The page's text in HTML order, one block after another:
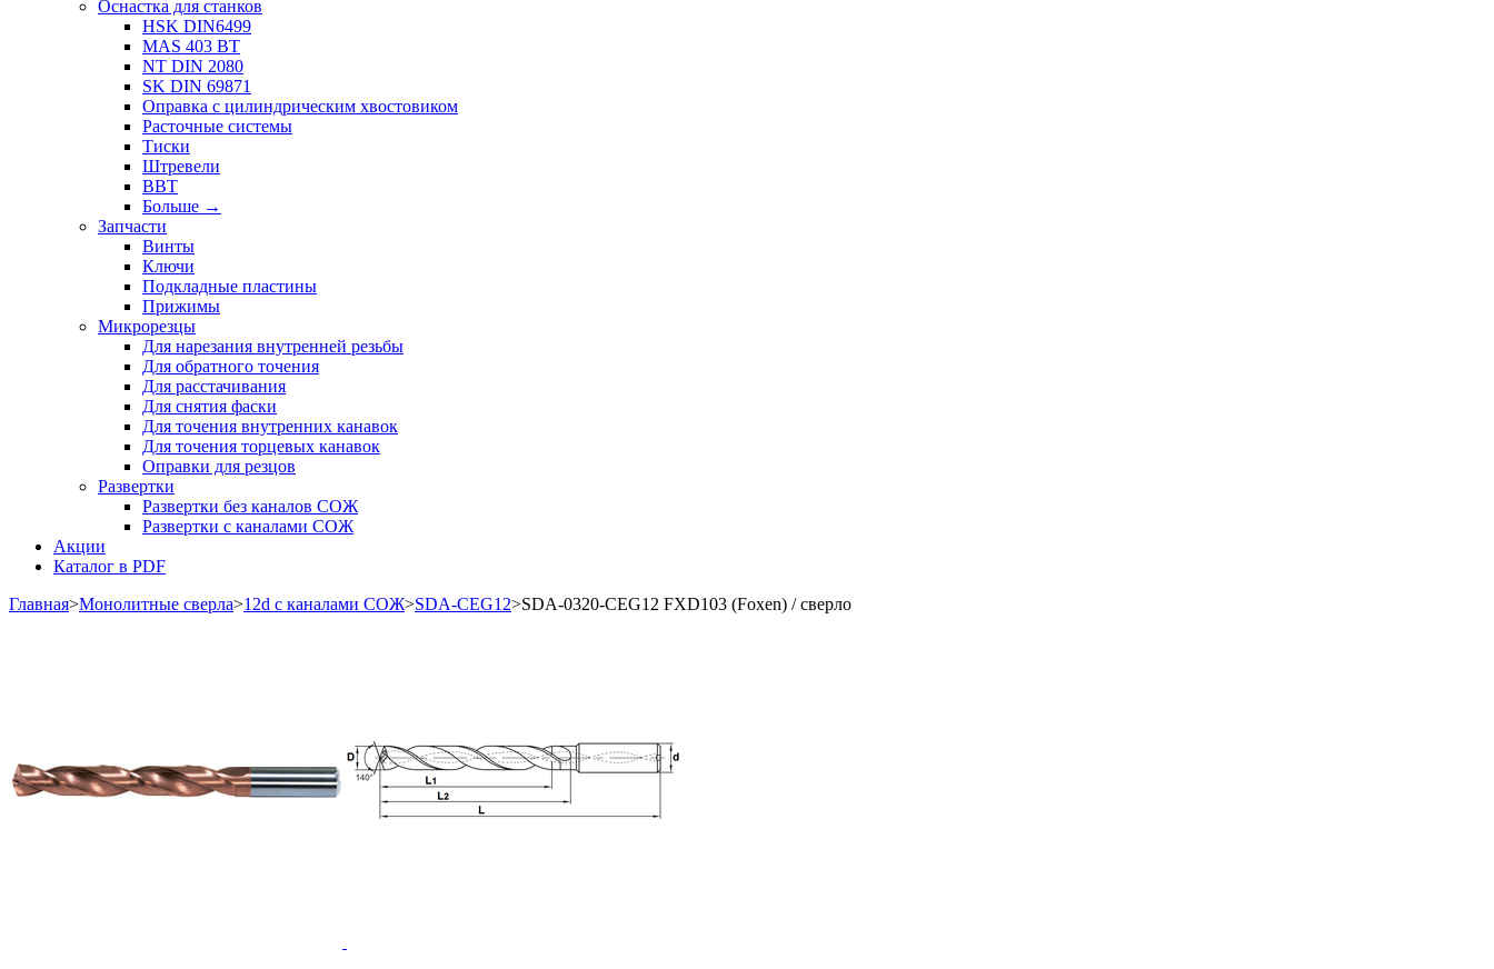
Оснастка для станков
HSK DIN6499
MAS 403 BT
NT DIN 2080
SK DIN 69871
Оправка с цилиндрическим хвостовиком
Расточные системы
Тиски
Штревели
BBT
Больше →
Запчасти
Винты
Ключи
Подкладные пластины
Прижимы
Микрорезцы
Для нарезания внутренней резьбы
Для обратного точения
Для расстачивания
Для снятия фаски
Для точения внутренних канавок
Для точения торцевых канавок
Оправки для резцов
Развертки
Развертки без каналов СОЖ
Развертки с каналами СОЖ
Акции
Каталог в PDF
Главная>Монолитные сверла>12d с каналами СОЖ>SDA-CEG12>SDA-0320-CEG12 FXD103 (Foxen) / сверло